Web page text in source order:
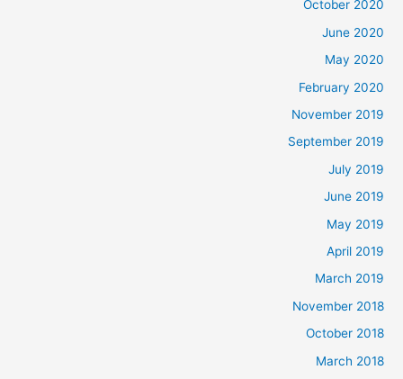
October 2020
June 2020
May 2020
February 2020
November 2019
September 2019
July 2019
June 2019
May 2019
April 2019
March 2019
November 2018
October 2018
March 2018